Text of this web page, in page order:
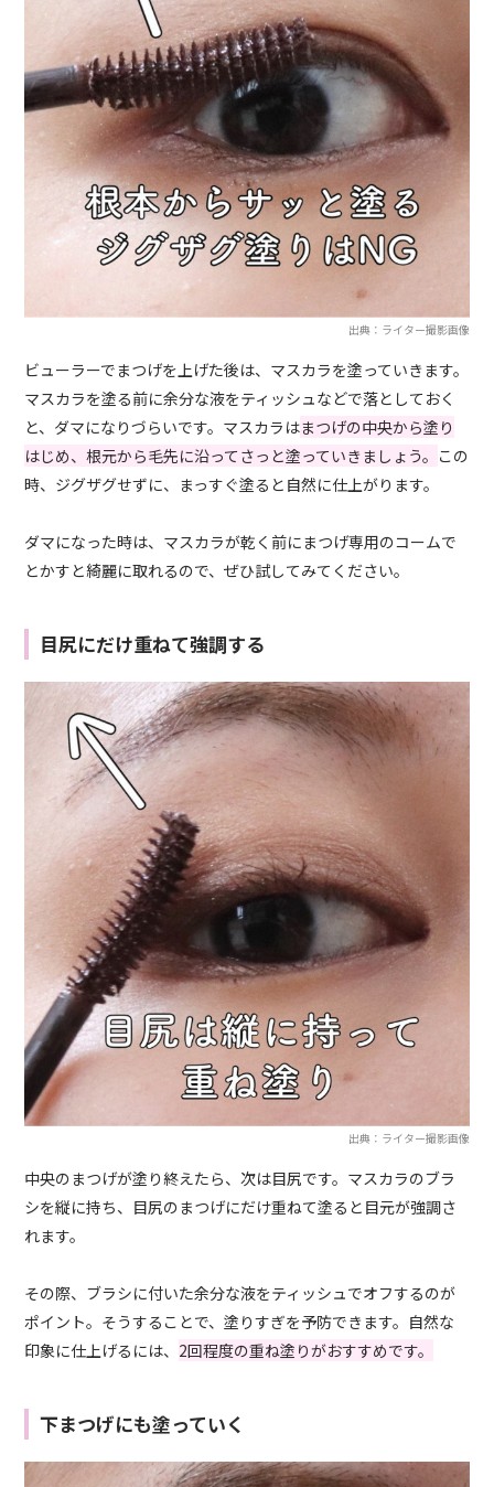
出典：ライター撮影画像
ビューラーでまつげを上げた後は、マスカラを塗っていきます。
マスカラを塗る前に余分な液をティッシュなどで落としておく
と、ダマになりづらいです。マスカラはまつげの中央から塗り
はじめ、根元から毛先に沿ってさっと塗っていきましょう。 この
時、ジグザグせずに、まっすぐ塗ると自然に仕上がります。
ダマになった時は、マスカラが乾く前にまつげ専用のコームで
とかすと綺麗に取れるので、ぜひ試してみてください。
目尻にだけ重ねて強調する
出典：ライター撮影画像
中央のまつげが塗り終えたら、次は目尻です。マスカラのブラ
シを縦に持ち、目尻のまつげにだけ重ねて塗ると目元が強調さ
れます。
その際、ブラシに付いた余分な液をティッシュでオフするのが
ポイント。そうすることで、塗りすぎを予防できます。自然な
印象に仕上げるには、 2回程度の重ね塗りがおすすめです。
下まつげにも塗っていく